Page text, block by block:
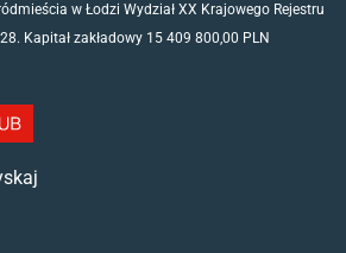
w Łodzi Wydział XX Krajowego Rejestru
Kapitał zakładowy 15 409 800,00 PLN